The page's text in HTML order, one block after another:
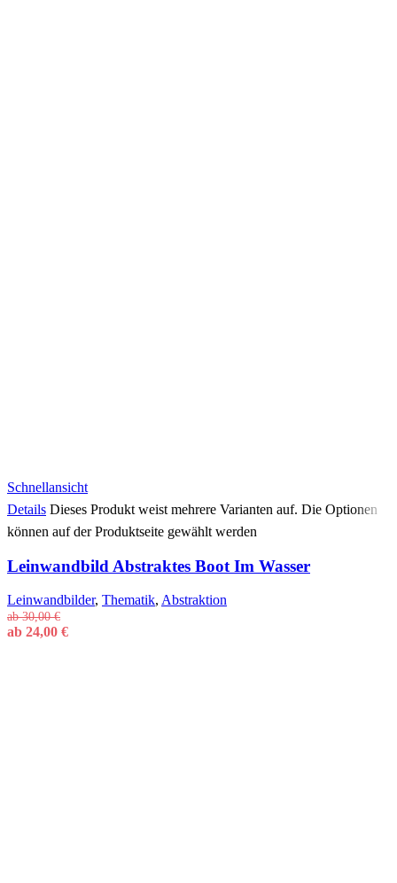
Schnellansicht
Details Dieses Produkt weist mehrere Varianten auf. Die Optionen
können auf der Produktseite gewählt werden
Leinwandbild Abstraktes Boot Im Wasser
Leinwandbilder, Thematik, Abstraktion
ab30,00€
ab 24,00 €